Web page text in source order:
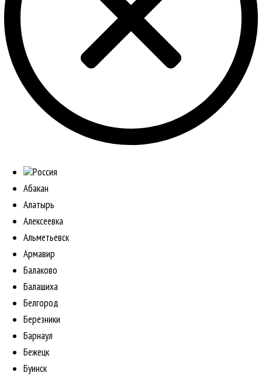
Россия
Абакан
Алатырь
Алексеевка
Альметьевск
Армавир
Балаково
Балашиха
Белгород
Березники
Барнаул
Бежецк
Буинск